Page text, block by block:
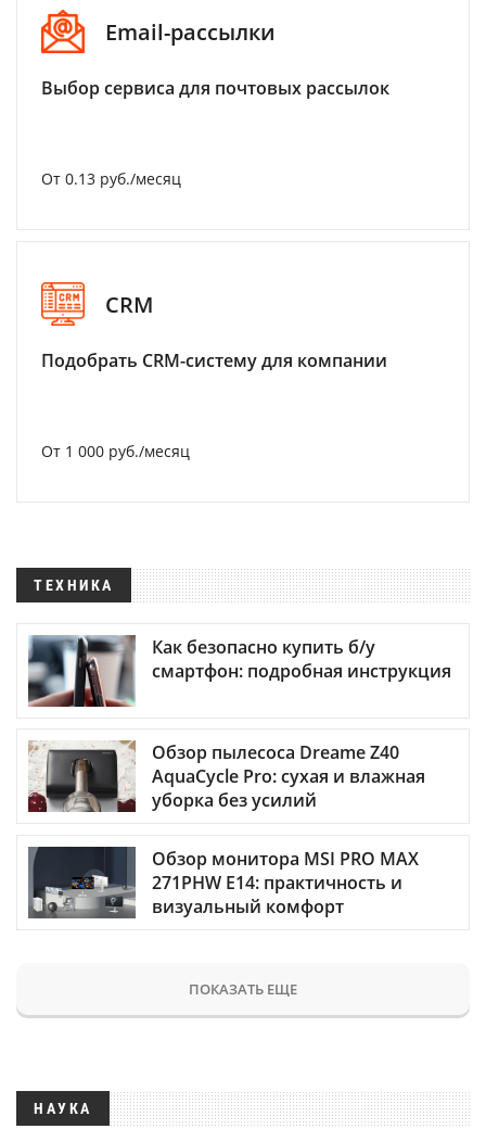
Email-рассылки
Выбор сервиса для почтовых рассылок
От 0.13 руб./месяц
CRM
Подобрать CRM-систему для компании
От 1 000 руб./месяц
ТЕХНИКА
Как безопасно купить б/у
смартфон: подробная инструкция
Обзор пылесоса Dreame Z40
AquaCycle Pro: сухая и влажная
уборка без усилий
Обзор монитора MSI PRO MAX
271PHW E14: практичность и
визуальный комфорт
ПОКАЗАТЬ ЕЩЕ
НАУКА